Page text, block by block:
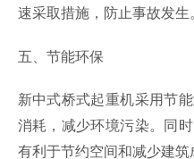
速采取措施，防止事故发生。
五、节能环保
新中式桥式起重机采用节
消耗，减少环境污染。同
有利于节约空间和减少建筑